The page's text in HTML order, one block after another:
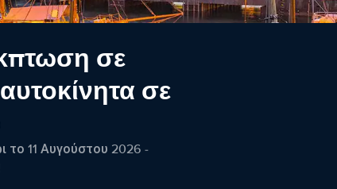
σε
σε
το 11 Αυγούστου 2026 -